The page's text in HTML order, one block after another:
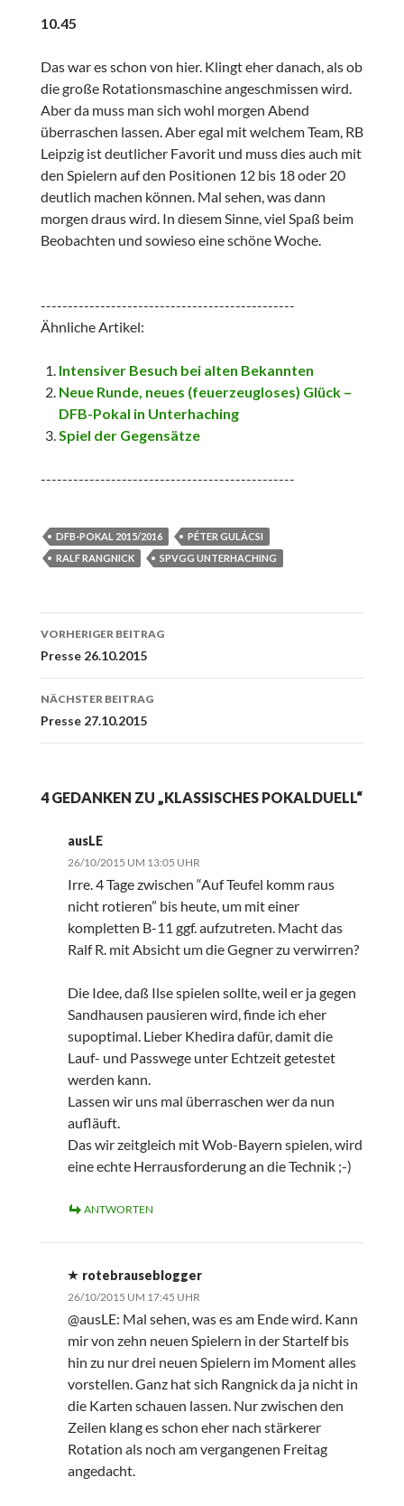
10.45
Das war es schon von hier. Klingt eher danach, als ob
die große Rotationsmaschine angeschmissen wird.
Aber da muss man sich wohl morgen Abend
überraschen lassen. Aber egal mit welchem Team, RB
Leipzig ist deutlicher Favorit und muss dies auch mit
den Spielern auf den Positionen 12 bis 18 oder 20
deutlich machen können. Mal sehen, was dann
morgen draus wird. In diesem Sinne, viel Spaß beim
Beobachten und sowieso eine schöne Woche.
-----------------------------------------------
Ähnliche Artikel:
Intensiver Besuch bei alten Bekannten
Neue Runde, neues (feuerzeugloses) Glück –
DFB-Pokal in Unterhaching
Spiel der Gegensätze
-----------------------------------------------
DFB-POKAL 2015/2016
PÉTER GULÁCSI
RALF RANGNICK
SPVGG UNTERHACHING
Beitrags-
Navigation
VORHERIGER BEITRAG
Presse 26.10.2015
NÄCHSTER BEITRAG
Presse 27.10.2015
4 GEDANKEN ZU „KLASSISCHES POKALDUELL“
ausLE
26/10/2015 UM 13:05 UHR
Irre. 4 Tage zwischen “Auf Teufel komm raus
nicht rotieren” bis heute, um mit einer
kompletten B-11 ggf. aufzutreten. Macht das
Ralf R. mit Absicht um die Gegner zu verwirren?
Die Idee, daß Ilse spielen sollte, weil er ja gegen
Sandhausen pausieren wird, finde ich eher
supoptimal. Lieber Khedira dafür, damit die
Lauf- und Passwege unter Echtzeit getestet
werden kann.
Lassen wir uns mal überraschen wer da nun
aufläuft.
Das wir zeitgleich mit Wob-Bayern spielen, wird
eine echte Herrausforderung an die Technik ;-)
ANTWORTEN
rotebrauseblogger
26/10/2015 UM 17:45 UHR
@ausLE: Mal sehen, was es am Ende wird. Kann
mir von zehn neuen Spielern in der Startelf bis
hin zu nur drei neuen Spielern im Moment alles
vorstellen. Ganz hat sich Rangnick da ja nicht in
die Karten schauen lassen. Nur zwischen den
Zeilen klang es schon eher nach stärkerer
Rotation als noch am vergangenen Freitag
angedacht.